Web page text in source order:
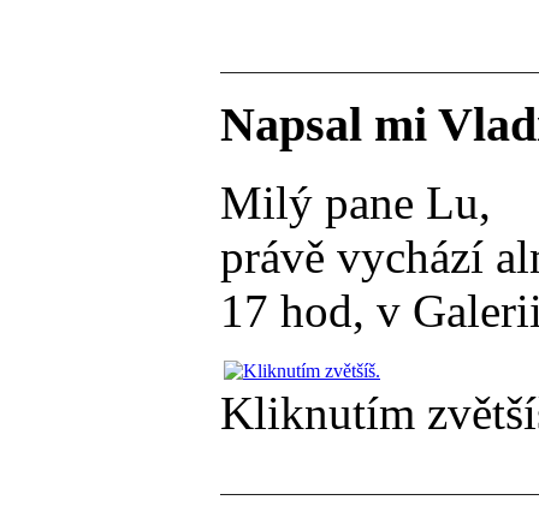
Napsal mi
Milý pane Lu,
právě vychází
17 hod, v
Kliknutím